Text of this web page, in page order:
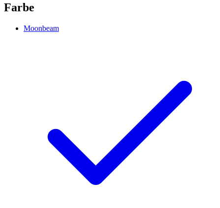
Farbe
Moonbeam